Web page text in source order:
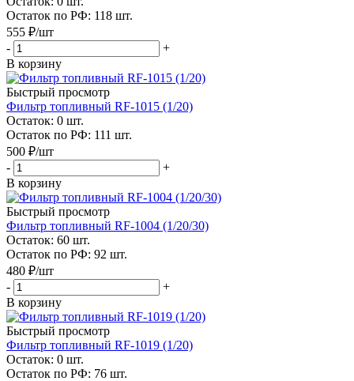
Остаток по РФ: 118 шт.
555 ₽/шт
-
+
В корзину
Быстрый просмотр
Фильтр топливный RF-1015 (1/20)
Остаток: 0 шт.
Остаток по РФ: 111 шт.
500 ₽/шт
-
+
В корзину
Быстрый просмотр
Фильтр топливный RF-1004 (1/20/30)
Остаток: 60 шт.
Остаток по РФ: 92 шт.
480 ₽/шт
-
+
В корзину
Быстрый просмотр
Фильтр топливный RF-1019 (1/20)
Остаток: 0 шт.
Остаток по РФ: 76 шт.